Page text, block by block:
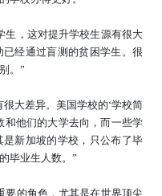
生，这对提升学校生源有很大
经通过盲测的贫困学生。很
。 ”
大差异。美国学校的‘学校简
和他们的大学去向，而一些学
新加坡的学校，只公布了毕
毕业生人数。 ”
要的角色，尤其是在世界顶尖